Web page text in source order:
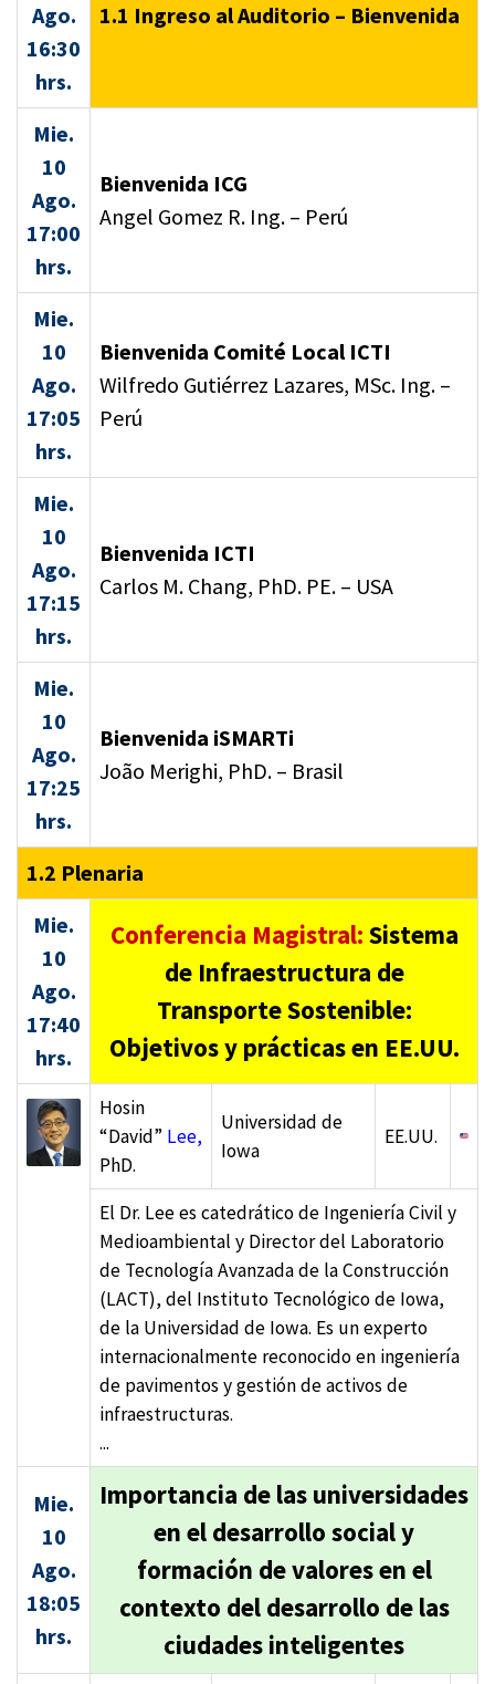
Ago.
16:30
hrs.
1.1 Ingreso al Auditorio – Bienvenida
Mie.
10
Ago.
17:00
hrs.
Bienvenida ICG
Angel Gomez R. Ing. – Perú
Mie.
10
Ago.
17:05
hrs.
Bienvenida Comité Local ICTI
Wilfredo Gutiérrez Lazares, MSc. Ing. –
Perú
Mie.
10
Ago.
17:15
hrs.
Bienvenida ICTI
Carlos M. Chang, PhD. PE. – USA
Mie.
10
Ago.
17:25
hrs.
Bienvenida iSMARTi
João Merighi, PhD. – Brasil
1.2 Plenaria
Mie.
10
Ago.
17:40
hrs.
Conferencia Magistral: Sistema
de Infraestructura de
Transporte Sostenible:
Objetivos y prácticas en EE.UU.
Hosin
“David” Lee,
PhD.
Universidad de
Iowa
EE.UU.
El Dr. Lee es catedrático de Ingeniería Civil y
Medioambiental y Director del Laboratorio
de Tecnología Avanzada de la Construcción
(LACT), del Instituto Tecnológico de Iowa,
de la Universidad de Iowa. Es un experto
internacionalmente reconocido en ingeniería
de pavimentos y gestión de activos de
infraestructuras.
...
Mie.
10
Ago.
18:05
hrs.
Importancia de las universidades
en el desarrollo social y
formación de valores en el
contexto del desarrollo de las
ciudades inteligentes